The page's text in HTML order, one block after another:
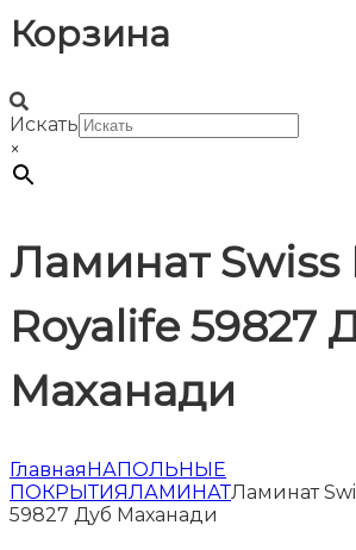
Корзина
Искать
×
Ламинат Swiss
Royalife 59827
Маханади
ГлавнаяНАПОЛЬНЫЕ
ПОКРЫТИЯЛАМИНАТЛаминат
59827 Дуб Маханади